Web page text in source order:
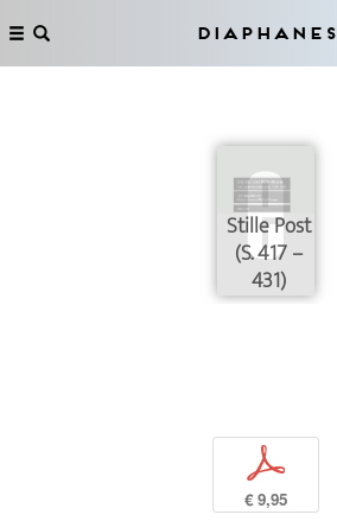
Diaphanes
Stille Post
(S. 417 –
431)
p
€ 9,95